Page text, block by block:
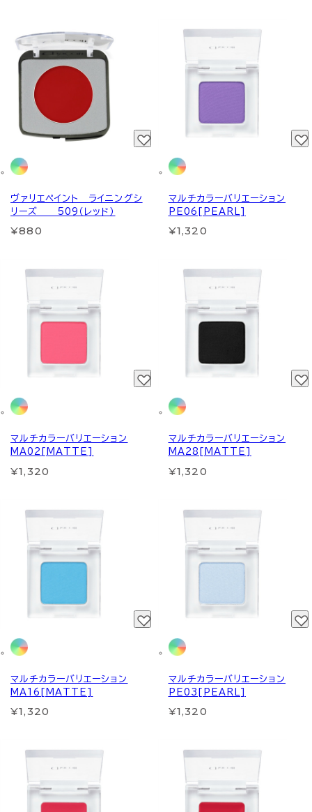
ヴァリエペイント ライニングシ
リーズ 509（レッド）
¥880
マルチカラーバリエーション
PE06[PEARL]
¥1,320
マルチカラーバリエーション
MA02[MATTE]
¥1,320
マルチカラーバリエーション
MA28[MATTE]
¥1,320
マルチカラーバリエーション
MA16[MATTE]
¥1,320
マルチカラーバリエーション
PE03[PEARL]
¥1,320